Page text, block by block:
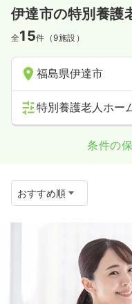
伊達市の特別養護
全15件（9施設）
福島県伊達市
特別養護老人ホー
条件の